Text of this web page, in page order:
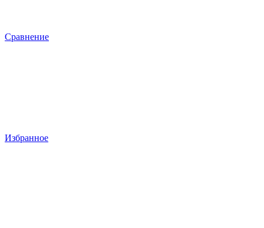
Сравнение
Избранное